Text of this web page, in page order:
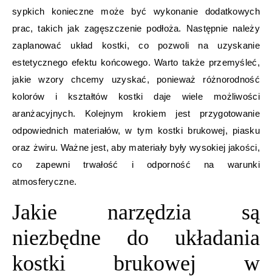
sypkich konieczne może być wykonanie dodatkowych
prac, takich jak zagęszczenie podłoża. Następnie należy
zaplanować układ kostki, co pozwoli na uzyskanie
estetycznego efektu końcowego. Warto także przemyśleć,
jakie wzory chcemy uzyskać, ponieważ różnorodność
kolorów i kształtów kostki daje wiele możliwości
aranżacyjnych. Kolejnym krokiem jest przygotowanie
odpowiednich materiałów, w tym kostki brukowej, piasku
oraz żwiru. Ważne jest, aby materiały były wysokiej jakości,
co zapewni trwałość i odporność na warunki
atmosferyczne.
Jakie narzędzia są
niezbędne do układania
kostki brukowej w